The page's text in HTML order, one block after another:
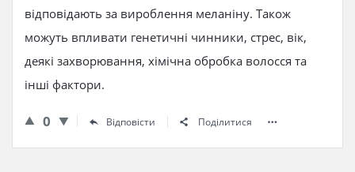
відповідають за вироблення меланіну. Також
можуть впливати генетичні чинники, стрес, вік,
деякі захворювання, хімічна обробка волосся та
інші фактори.
0 Відповісти Поділитися